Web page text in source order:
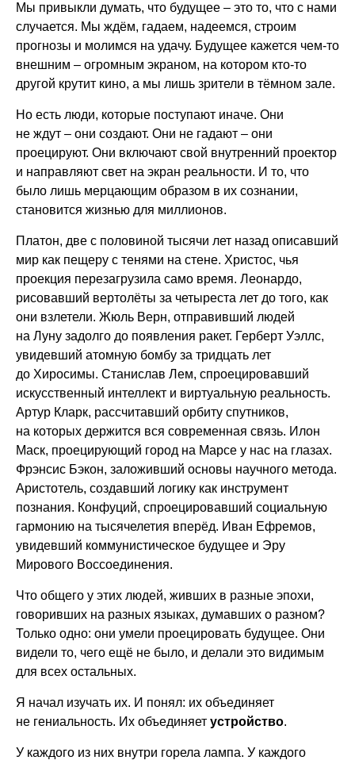
Мы привыкли думать, что будущее – это то, что с нами
случается. Мы ждём, гадаем, надеемся, строим
прогнозы и молимся на удачу. Будущее кажется чем-то
внешним – огромным экраном, на котором кто-то
другой крутит кино, а мы лишь зрители в тёмном зале.
Но есть люди, которые поступают иначе. Они
не ждут – они создают. Они не гадают – они
проецируют. Они включают свой внутренний проектор
и направляют свет на экран реальности. И то, что
было лишь мерцающим образом в их сознании,
становится жизнью для миллионов.
Платон, две с половиной тысячи лет назад описавший
мир как пещеру с тенями на стене. Христос, чья
проекция перезагрузила само время. Леонардо,
рисовавший вертолёты за четыреста лет до того, как
они взлетели. Жюль Верн, отправивший людей
на Луну задолго до появления ракет. Герберт Уэллс,
увидевший атомную бомбу за тридцать лет
до Хиросимы. Станислав Лем, спроецировавший
искусственный интеллект и виртуальную реальность.
Артур Кларк, рассчитавший орбиту спутников,
на которых держится вся современная связь. Илон
Маск, проецирующий город на Марсе у нас на глазах.
Фрэнсис Бэкон, заложивший основы научного метода.
Аристотель, создавший логику как инструмент
познания. Конфуций, спроецировавший социальную
гармонию на тысячелетия вперёд. Иван Ефремов,
увидевший коммунистическое будущее и Эру
Мирового Воссоединения.
Что общего у этих людей, живших в разные эпохи,
говоривших на разных языках, думавших о разном?
Только одно: они умели проецировать будущее. Они
видели то, чего ещё не было, и делали это видимым
для всех остальных.
Я начал изучать их. И понял: их объединяет
не гениальность. Их объединяет устройство.
У каждого из них внутри горела лампа. У каждого